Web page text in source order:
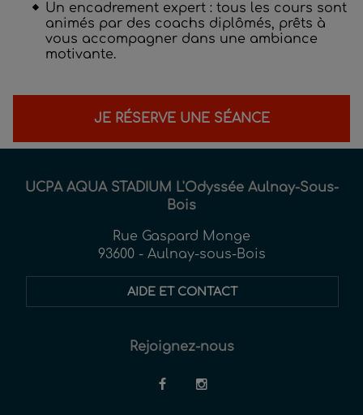
Un encadrement expert : tous les cours sont
animés par des coachs diplômés, prêts à
vous accompagner dans une ambiance
motivante.
JE RÉSERVE UNE SÉANCE
UCPA AQUA STADIUM L'Odyssée Aulnay-Sous-
Bois
Rue Gaspard Monge
93600 - Aulnay-sous-Bois
AIDE ET CONTACT
Rejoignez-nous